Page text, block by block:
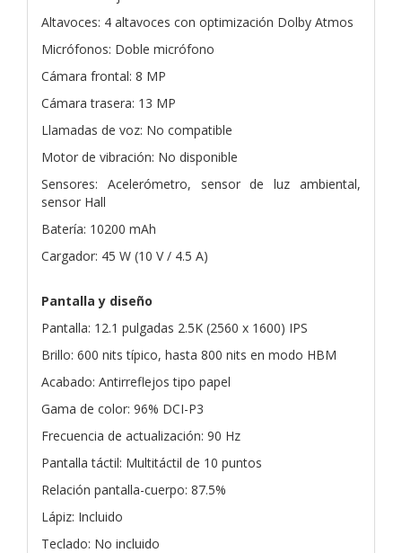
Altavoces: 4 altavoces con optimización Dolby Atmos
Micrófonos: Doble micrófono
Cámara frontal: 8 MP
Cámara trasera: 13 MP
Llamadas de voz: No compatible
Motor de vibración: No disponible
Sensores: Acelerómetro, sensor de luz ambiental,
sensor Hall
Batería: 10200 mAh
Cargador: 45 W (10 V / 4.5 A)
Pantalla y diseño
Pantalla: 12.1 pulgadas 2.5K (2560 x 1600) IPS
Brillo: 600 nits típico, hasta 800 nits en modo HBM
Acabado: Antirreflejos tipo papel
Gama de color: 96% DCI-P3
Frecuencia de actualización: 90 Hz
Pantalla táctil: Multitáctil de 10 puntos
Relación pantalla-cuerpo: 87.5%
Lápiz: Incluido
Teclado: No incluido